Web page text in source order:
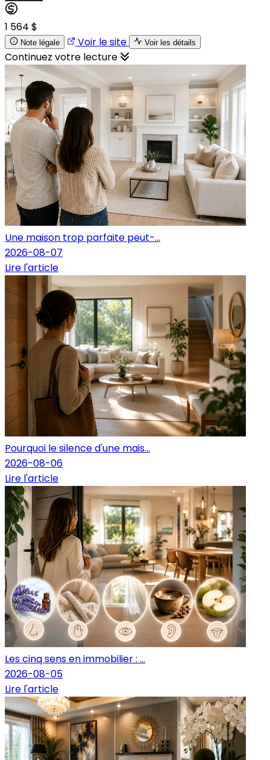
1 564 $
Note légale Voir le site Voir les détails
Continuez votre lecture
Une maison trop parfaite peut-...
2026-08-07
Lire l'article
Pourquoi le silence d'une mais...
2026-08-06
Lire l'article
Les cinq sens en immobilier : ...
2026-08-05
Lire l'article